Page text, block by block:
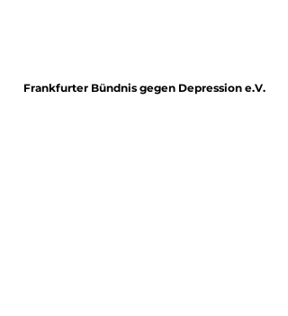
Frankfurter Bündnis gegen Depression e.V.